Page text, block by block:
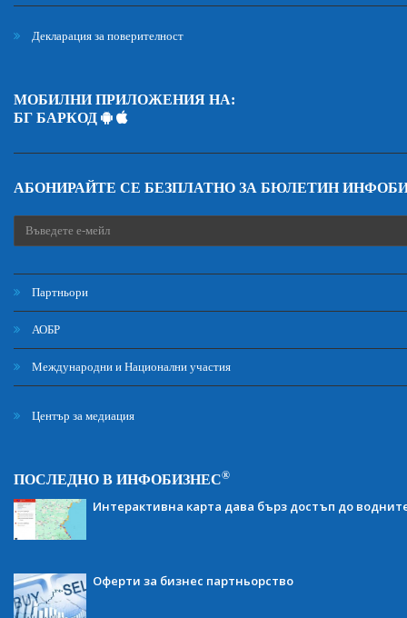
Декларация за поверителност
МОБИЛНИ ПРИЛОЖЕНИЯ НА:
БГ БАРКОД
АБОНИРАЙТЕ СЕ БЕЗПЛАТНО ЗА БЮЛЕТИН
Партньори
АОБР
Международни и Национални участия
Център за медиация
ПОСЛЕДНО В ИНФОБИЗНЕС®
Интерактивна карта дава бърз достъп до
Оферти за бизнес партньорство